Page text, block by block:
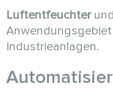
Luftentfeuchterund
Industrieanlagen.